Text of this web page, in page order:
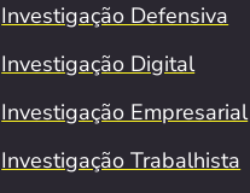
Investigação Defensiva
Investigação Digital
Investigação Empresarial
Investigação Trabalhista